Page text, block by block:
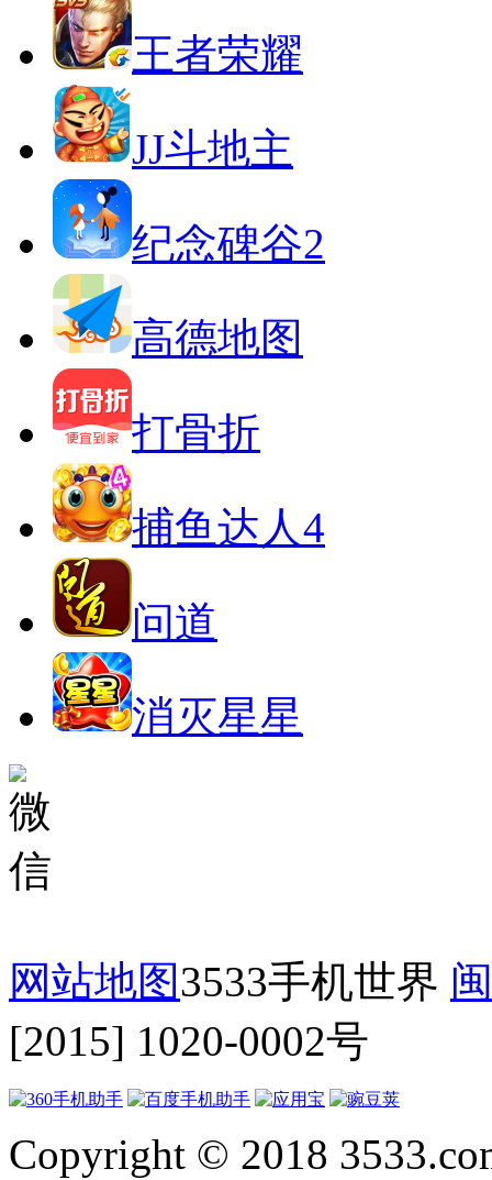
王者荣耀
JJ斗地主
纪念碑谷2
高德地图
打骨折
捕鱼达人4
问道
消灭星星
网站地图3533手机世界
[2015] 1020-0002号
Copyright © 2018